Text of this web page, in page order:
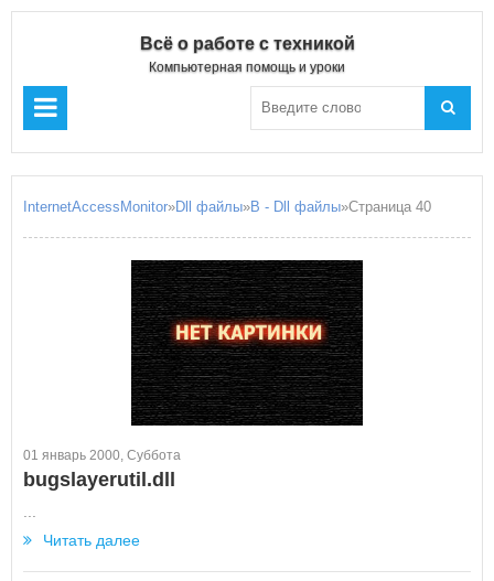
Всё о работе с техникой
Компьютерная помощь и уроки
InternetAccessMonitor»Dll файлы»B - Dll файлы»Страница 40
01 январь 2000, Суббота
bugslayerutil.dll
Читать далее